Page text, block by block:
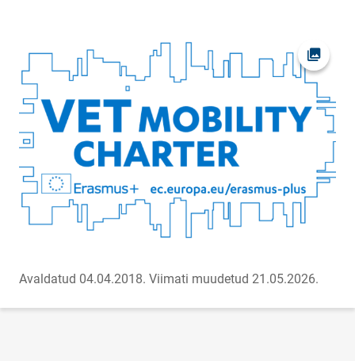
Ava
Avaldatud 04.04.2018. Viimati muudetud 21.05.2026.